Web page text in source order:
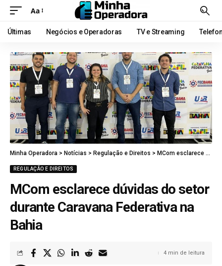
Aa
Últimas Negócios e Operadoras TV e Streaming
Minha Operadora > Notícias > Regulação e Direitos > MCom esclarece dúvidas do setor durante Caravana Federativa na Bahia
REGULAÇÃO E DIREITOS
MCom esclarece dúvidas do setor
durante Caravana Federativa na
Bahia
4 min de leitura